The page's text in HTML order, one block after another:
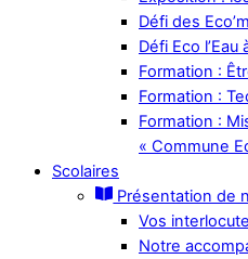
Défi des
Défi Eco l’Eau
Formation :
Formation :
Formation :
« Commune
Scolaires
Présentation de
Vos
Notre